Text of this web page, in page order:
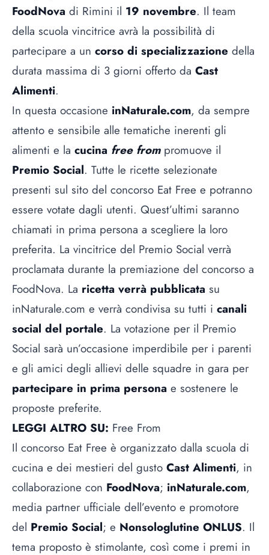
FoodNova di Rimini il 19 novembre. Il team
della scuola vincitrice avrà la possibilità di
partecipare a un corso di specializzazione della
durata massima di 3 giorni offerto da Cast
Alimenti.
In questa occasione inNaturale.com, da sempre
attento e sensibile alle tematiche inerenti gli
alimenti e la cucina free frompromuove il
Premio Social. Tutte le ricette selezionate
presenti sul sito del concorso Eat Free e potranno
essere votate dagli utenti. Quest’ultimi saranno
chiamati in prima persona a scegliere la loro
preferita. La vincitrice del Premio Social verrà
proclamata durante la premiazione del concorso a
FoodNova. La ricetta verrà pubblicata su
inNaturale.com e verrà condivisa su tutti i canali
social del portale. La votazione per il Premio
Social sarà un’occasione imperdibile per i parenti
e gli amici degli allievi delle squadre in gara per
partecipare in prima persona e sostenere le
proposte preferite.
LEGGI ALTRO SU: Free From
Il concorso Eat Free è organizzato dalla scuola di
cucina e dei mestieri del gusto Cast Alimenti, in
collaborazione con FoodNova; inNaturale.com,
media partner ufficiale dell’evento e promotore
del Premio Social; e Nonsologlutine ONLUS. Il
tema proposto è stimolante, così come i premi in